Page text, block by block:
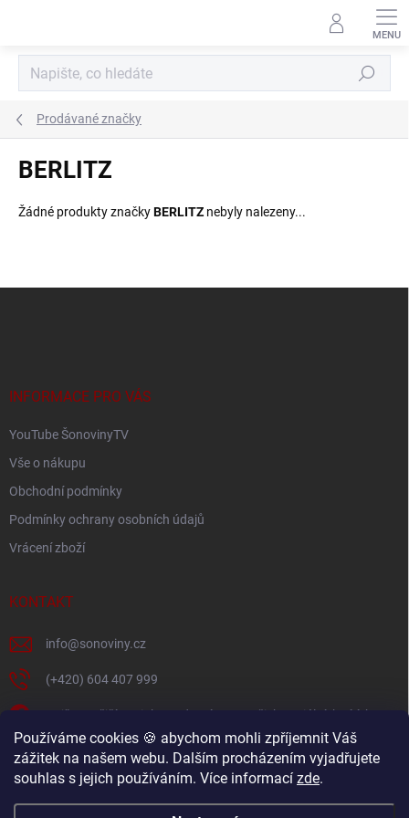
Používáme cookies 🍪 abychom mohli zpříjemnit Váš
zážitek na našem webu. Dalším procházením vyjadřujete
souhlas s jejich používáním. Více informací zde.
Hledat
Prodávané značky
BERLITZ
Žádné produkty značkyBERLITZ nebyly nalezeny...
INFORMACE PRO VÁS
YouTube ŠonovinyTV
Vše o nákupu
Obchodní podmínky
Podmínky ochrany osobních údajů
Vrácení zboží
KONTAKT
info@sonoviny.cz
(+420) 604 407 999
Nejčerstvější novinky se dozvíte na našich sociálních sítích
sonoviny.cz
Videorecepty - Vaše oblíbené recepty v pohodlí domova